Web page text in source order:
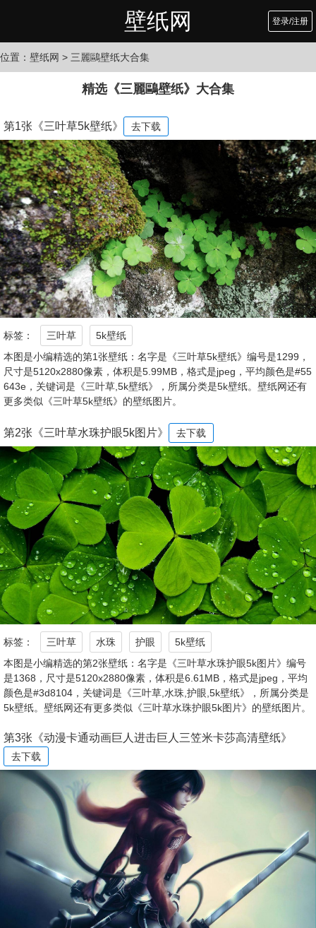
壁纸网 登录/注册
位置： 壁纸网 > 三麗鷗壁纸大合集
精选《三麗鷗壁纸》大合集
第1张《三叶草5k壁纸》 去下载
标签： 三叶草
5k壁纸
本图是小编精选的第1张壁纸：名字是《三叶草5k壁纸》编号是1299，
尺寸是5120x2880像素，体积是5.99MB，格式是jpeg，平均颜色是#55
643e，关键词是《三叶草,5k壁纸》，所属分类是5k壁纸。壁纸网还有
更多类似《三叶草5k壁纸》的壁纸图片。
第2张《三叶草水珠护眼5k图片》 去下载
标签： 三叶草 水珠 护眼
5k壁纸
本图是小编精选的第2张壁纸：名字是《三叶草水珠护眼5k图片》编号
是1368，尺寸是5120x2880像素，体积是6.61MB，格式是jpeg，平均
颜色是#3d8104，关键词是《三叶草,水珠,护眼,5k壁纸》，所属分类是
5k壁纸。壁纸网还有更多类似《三叶草水珠护眼5k图片》的壁纸图片。
第3张《动漫卡通动画巨人进击巨人三笠米卡莎高清壁纸》
去下载